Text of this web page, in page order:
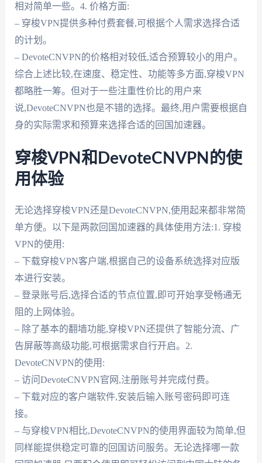
相对简单一些。4. 价格方面:
– 穿梭VPN提供多种付费套餐,可根据个人需求选择合适
的计划。
– DevoteCNVPN的价格相对较低,适合预算较小的用户。
综合上述比较,在速度、稳定性、功能等多方面,穿梭VPN
都略胜一筹。但对于一些注重性价比的用户来
说,DevoteCNVPN也是不错的选择。最终,用户需要根据自
身的实际需求和预算来选择合适的回国加速器。
穿梭VPN和DevoteCNVPN的使
用体验
无论选择穿梭VPN还是DevoteCNVPN,使用起来都非常简
单方便。以下是两款回国加速器的具体使用方法:1. 穿梭
VPN的使用:
– 下载穿梭VPN客户端,根据自己的设备系统选择对应版
本进行安装。
– 登录账号后,选择合适的节点位置,即可开始享受畅通无
阻的上网体验。
– 除了基本的翻墙功能,穿梭VPN还提供了智能分流、广
告屏蔽等高级功能,可根据需求自行开启。2.
DevoteCNVPN的使用:
– 访问DevoteCNVPN官网,注册账号并完成付费。
– 下载对应的客户端软件,安装后输入账号密码即可连
接。
– 与穿梭VPN相比,DevoteCNVPN的使用界面较为简单,但
同样能提供稳定可靠的回国访问服务。无论选择哪一款